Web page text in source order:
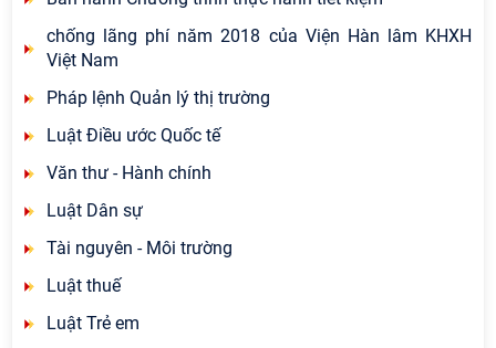
chống lãng phí năm 2018 của Viện Hàn lâm KHXH
Việt Nam
Pháp lệnh Quản lý thị trường
Luật Điều ước Quốc tế
Văn thư - Hành chính
Luật Dân sự
Tài nguyên - Môi trường
Luật thuế
Luật Trẻ em